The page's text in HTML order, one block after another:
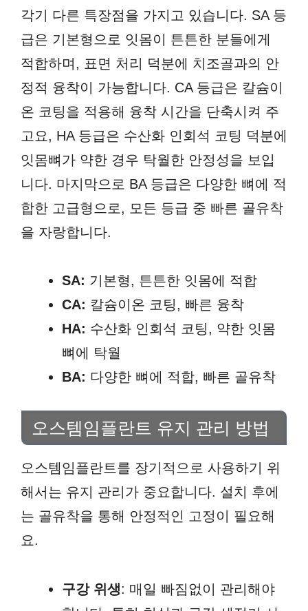
각기 다른 특장점을 가지고 있습니다. SA 등
급은 기본형으로 잇몸이 튼튼한 분들에게
적합하며, 표면 처리 덕분에 치조골과의 안
정적 융착이 가능합니다. CA 등급은 칼슘이
온 코팅을 적용해 융착 시간을 단축시켜 주
고요, HA 등급은 수산화 인회석 코팅 덕분에
잇몸뼈가 약한 경우 탁월한 안정성을 보입
니다. 마지막으로 BA 등급은 다양한 뼈에 적
합한 고급형으로, 모든 등급 중 빠른 골유착
을 자랑합니다.
SA: 기본형, 튼튼한 잇몸에 적합
CA: 칼슘이온 코팅, 빠른 융착
HA: 수산화 인회석 코팅, 약한 잇몸
뼈에 탁월
BA: 다양한 뼈에 적합, 빠른 골유착
오스템임플란트 유지 관리 방법
오스템임플란트를 장기적으로 사용하기 위
해서는 유지 관리가 중요합니다. 설치 후에
는 골유착을 통해 안정적인 고정이 필요해
요.
구강 위생: 매일 빠짐없이 관리해야